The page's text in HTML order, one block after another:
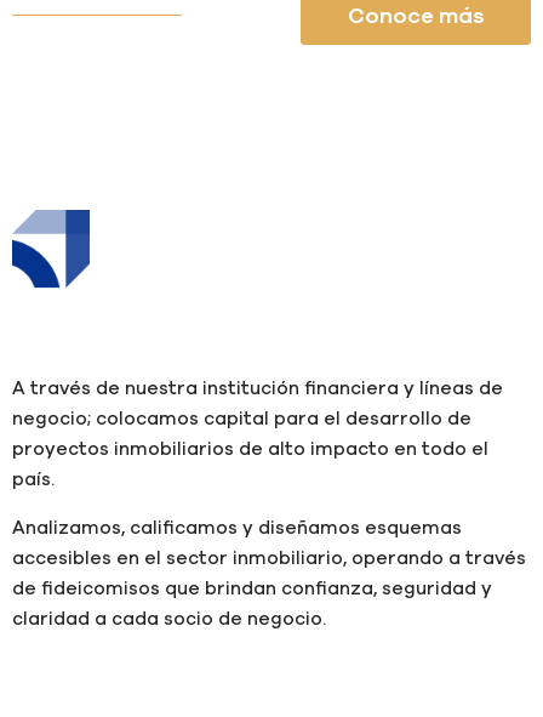
Conoce más
A través de nuestra institución financiera y líneas de
negocio; colocamos capital para el desarrollo de
proyectos inmobiliarios de alto impacto en todo el
país.
Analizamos, calificamos y diseñamos esquemas
accesibles en el sector inmobiliario, operando a través
de fideicomisos que brindan confianza, seguridad y
claridad a cada socio de negocio.